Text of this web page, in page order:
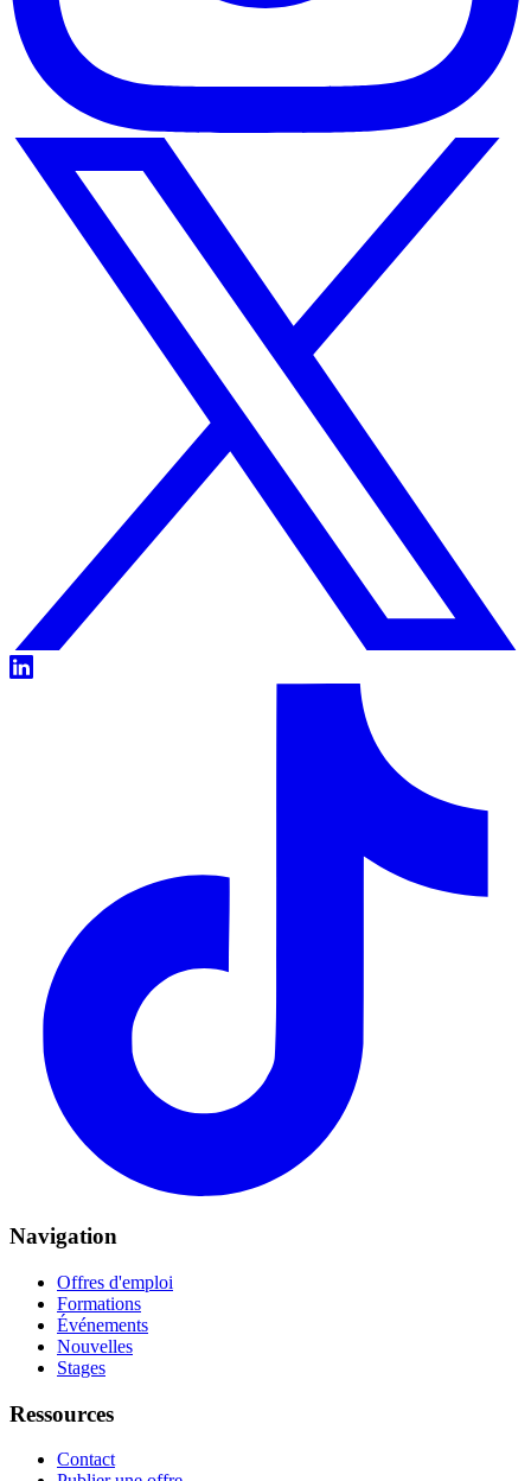
Navigation
Offres d'emploi
Formations
Événements
Nouvelles
Stages
Ressources
Contact